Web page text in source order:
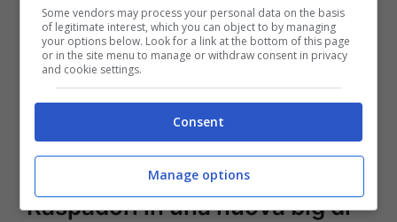
panchina bianconera. I due hanno già
lavorato tanto (e bene) insieme aNapoli, e
chissà che non possa riproporsi questo
disposta a offrire in scambio
all’Atletico Madrid Lois Openda.
Raspadori in una nuova big di
Some vendors may process your personal data on the basis
of legitimate interest, which you can object to by managing
your options below. Look for a link at the bottom of this page
or in the site menu to manage or withdraw consent in privacy
and cookie settings.
Consent
Manage options